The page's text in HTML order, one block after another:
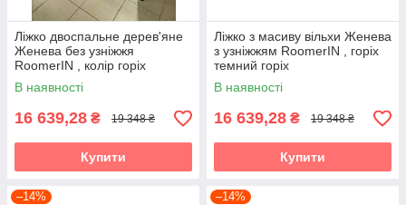
Ліжко двоспальне дерев'яне
Женева без узніжжя
RoomerIN , колір горіх
темний горіх
В наявності
16 639,28 ₴ 19 348 ₴
Купити
Ліжко з масиву вільхи Женева
з узніжжям RoomerIN , горіх
темний горіх
В наявності
16 639,28 ₴ 19 348 ₴
Купити
–14% –14%